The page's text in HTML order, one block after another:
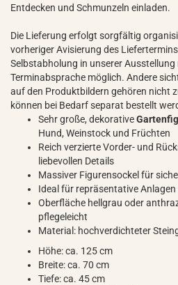
Entdecken und Schmunzeln einladen.
Die Lieferung erfolgt sorgfältig
vorheriger Avisierung des
Selbstabholung in unserer
Terminabsprache möglich. Andere
auf den Produktbildern gehören nicht
können bei Bedarf separat bestellt
Sehr große, dekorative
Hund, Weinstock und Früchten
Reich verzierte Vorder- und
liebevollen Details
Massiver Figurensockel für
Ideal für repräsentative Anlagen
Oberfläche hellgrau oder
pflegeleicht
Material: hochverdichteter
Höhe: ca. 125 cm
Breite: ca. 70 cm
Tiefe: ca. 45 cm